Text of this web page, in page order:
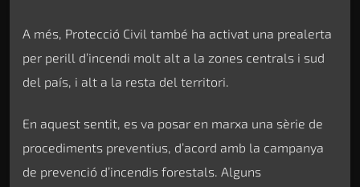
A més, Protecció Civil també ha activat una prealerta
per perill d’incendi molt alt a la zones centrals i sud
del país, i alt a la resta del territori.
En aquest sentit, es va posar en marxa una sèrie de
procediments preventius, d’acord amb la campanya
de prevenció d’incendis forestals. Alguns